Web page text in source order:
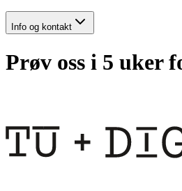
Info og kontakt
Prøv oss i 5 uker